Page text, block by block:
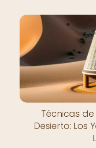
Técnicas
Desierto: Los